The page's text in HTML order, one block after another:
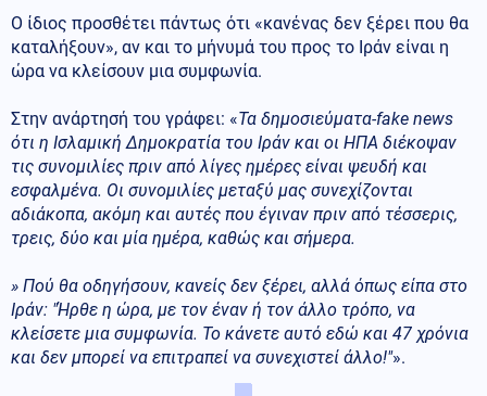
Ο ίδιος προσθέτει πάντως ότι «κανένας δεν ξέρει που θα
καταλήξουν», αν και το μήνυμά του προς το Ιράν είναι η
ώρα να κλείσουν μια συμφωνία.
Στην ανάρτησή του γράφει: «Τα δημοσιεύματα-fake news
ότι η Ισλαμική Δημοκρατία του Ιράν και οι ΗΠΑ διέκοψαν
τις συνομιλίες πριν από λίγες ημέρες είναι ψευδή και
εσφαλμένα. Οι συνομιλίες μεταξύ μας συνεχίζονται
αδιάκοπα, ακόμη και αυτές που έγιναν πριν από τέσσερις,
τρεις, δύο και μία ημέρα, καθώς και σήμερα.
» Πού θα οδηγήσουν, κανείς δεν ξέρει, αλλά όπως είπα στο
Ιράν: "Ήρθε η ώρα, με τον έναν ή τον άλλο τρόπο, να
κλείσετε μια συμφωνία. Το κάνετε αυτό εδώ και 47 χρόνια
και δεν μπορεί να επιτραπεί να συνεχιστεί άλλο!"».